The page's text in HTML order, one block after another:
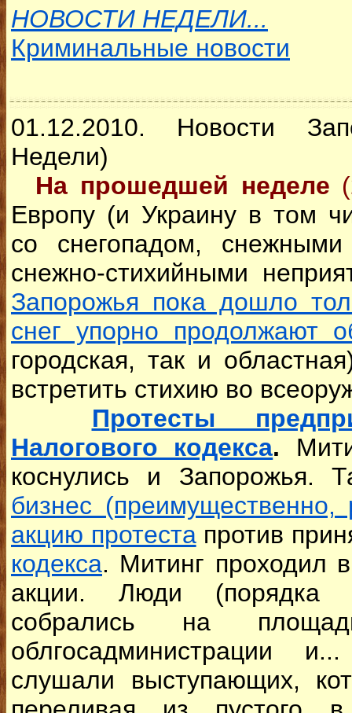
НОВОСТИ НЕДЕЛИ...
Криминальные новости
01.12.2010. Новости
Недели)
На прошедшей неделе
Европу (и Украину в том
со снегопадом,
снежно-стихийными
Запорожья пока дошло
снег упорно продолжают
городская, так и
встретить стихию во
Протесты
Налогового кодекса.
коснулись и Запорожья.
бизнес
акцию протестапротив
кодекса. Митинг проходил
акции. Люди (порядка
собрались на
облгосадминистрации
слушали выступающих,